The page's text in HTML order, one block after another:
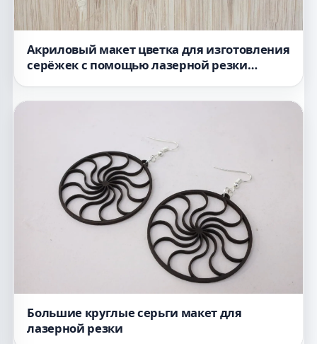
Акриловый макет цветка для изготовления
серёжек с помощью лазерной резки
Большие круглые серьги макет для
лазерной резки